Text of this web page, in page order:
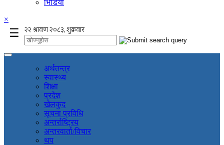
भिडियो
×
☰
अर्थतन्त्र
स्वास्थ्य
शिक्षा
प्रदेश
खेलकुद
सूचना प्रविधि
अन्तर्राष्ट्रिय
अन्तरवार्ता/विचार
थप